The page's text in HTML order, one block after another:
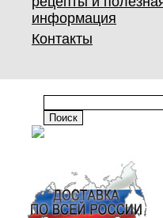
информация
Контакты